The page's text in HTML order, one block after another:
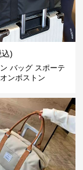
)
バッグ スポーテ
ンボストン